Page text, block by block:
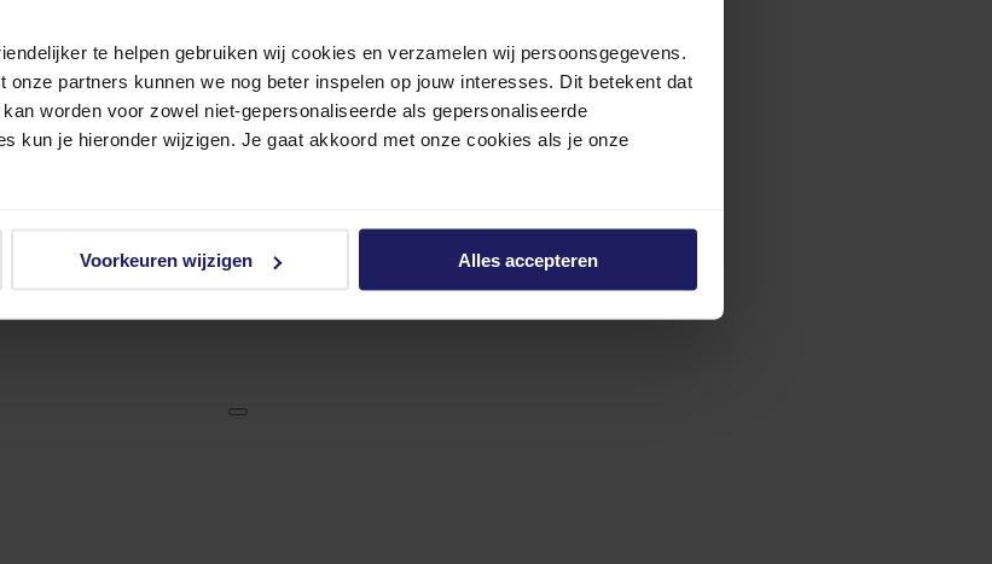
te helpen gebruiken wij cookies en verzamelen wij persoonsgegevens.
onze partners kunnen we nog beter inspelen op jouw interesses. Dit betekent dat
worden voor zowel niet-gepersonaliseerde als gepersonaliseerde
kun je hieronder wijzigen. Je gaat akkoord met onze cookies als je onze
Voorkeuren wijzigen Alles accepteren